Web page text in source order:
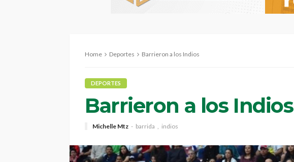
Home Deportes Barrieron a los Indios
DEPORTES
Barrieron a los Indios
Michelle Mtz barrida indios